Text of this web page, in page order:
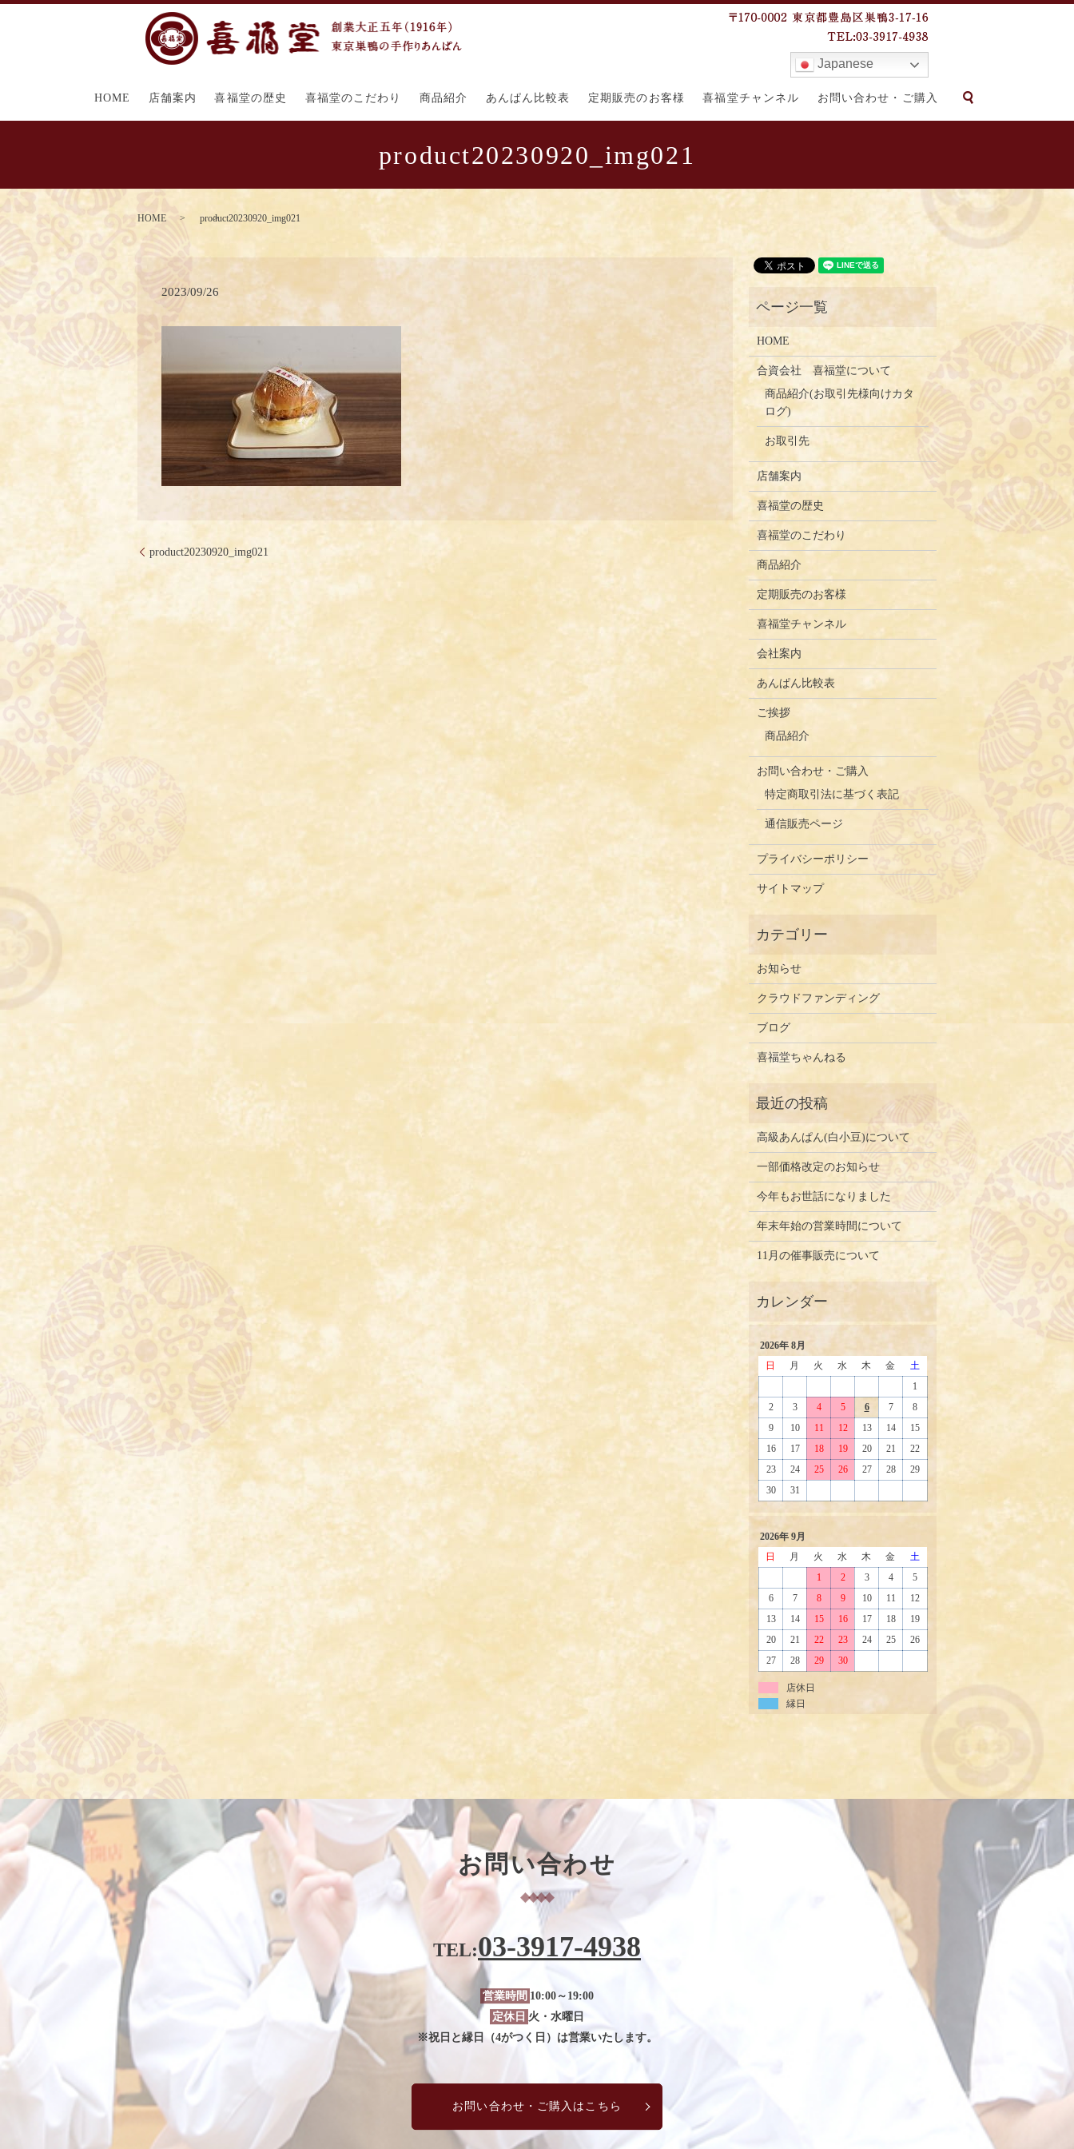
Japanese
HOME 店舗案内 喜福堂の歴史 喜福堂のこだわり 商品紹介 あんぱん比較表 定期販売のお客様 喜福堂チャンネル お問い合わせ・ご購入
product20230920_img021
HOME product20230920_img021
2023/09/26
product20230920_img021
HOME
合資会社 喜福堂について
商品紹介(お取引先様向けカタ
ログ)
お取引先
店舗案内
喜福堂の歴史
喜福堂のこだわり
商品紹介
定期販売のお客様
喜福堂チャンネル
会社案内
あんぱん比較表
ご挨拶
商品紹介
お問い合わせ・ご購入
特定商取引法に基づく表記
通信販売ページ
プライバシーポリシー
サイトマップ
お知らせ
クラウドファンディング
ブログ
喜福堂ちゃんねる
高級あんぱん(白小豆)について
一部価格改定のお知らせ
今年もお世話になりました
年末年始の営業時間について
11月の催事販売について
2026年 8月
日
月 火 水 木 金
土
1
2
3 4 5 6 7
8
9
10 11 12 13 14
15
16
17 18 19 20 21
22
23
24 25 26 27 28
29
30
31
2026年 9月
日
月 火 水 木 金
土
1
2 3 4
5
6
7 8 9 10 11
12
13
14 15 16 17 18
19
20
21 22 23 24 25
26
27
28 29 30
店休日
縁日
お問い合わせ
TEL:03-3917-4938
営業時間 10:00～19:00
定休日 火・水曜日
※祝日と縁日（4がつく日）は営業いたします。
お問い合わせ・ご購入はこちら